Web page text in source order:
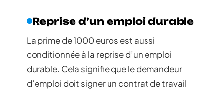
Reprise d’un emploi durable
La prime de 1000 euros est aussi
conditionnée à la reprise d’un emploi
durable. Cela signifie que le demandeur
d’emploi doit signer un contrat de travail